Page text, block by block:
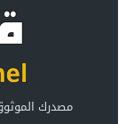
مصدرك